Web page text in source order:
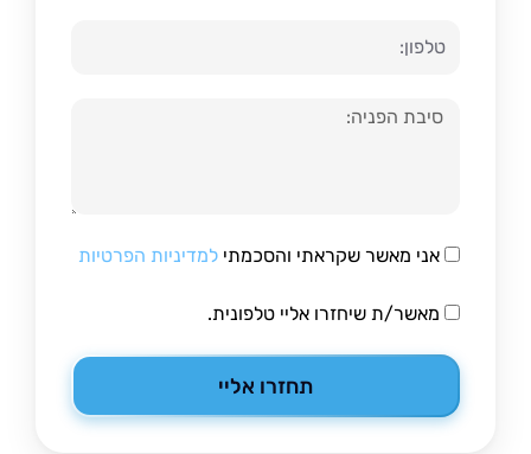
אני מאשר שקראתי והסכמתילמדיניות הפרטיות
מאשר/ת שיחזרו אליי טלפונית.
תחזרו אליי